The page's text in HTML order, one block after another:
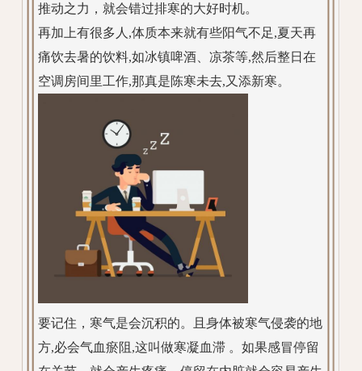
推动之力，就会错过排寒的大好时机。
再加上有很多人,体质本来就有些阳气不足,夏天再
痛饮去暑的饮料,如冰镇啤酒、凉茶等,然后整日在
空调房间里工作,那真是陈寒未去,又添新寒。
要记住，寒气是会沉积的。且身体被寒气侵袭的地
方,必会气血瘀阻,这叫做寒凝血滞 。如果感冒停留